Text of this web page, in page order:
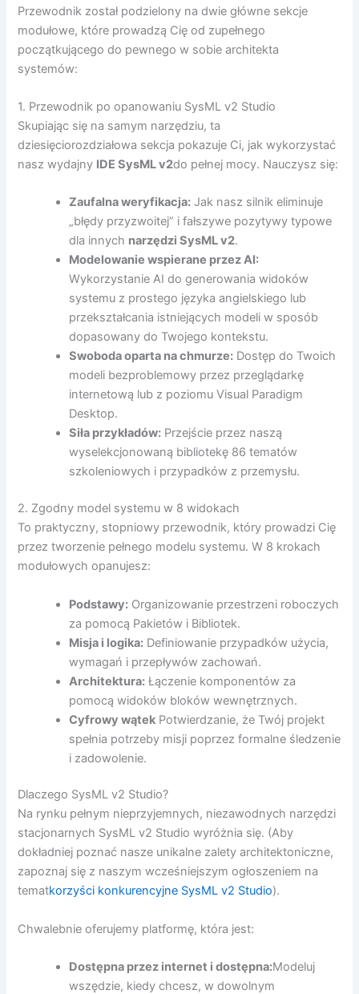
Przewodnik został podzielony na dwie główne sekcje
modułowe, które prowadzą Cię od zupełnego
początkującego do pewnego w sobie architekta
systemów:
1. Przewodnik po opanowaniu SysML v2 Studio
Skupiając się na samym narzędziu, ta
dziesięciorozdziałowa sekcja pokazuje Ci, jak wykorzystać
nasz wydajny IDE SysML v2do pełnej mocy. Nauczysz się:
Zaufalna weryfikacja: Jak nasz silnik eliminuje
„błędy przyzwoitej” i fałszywe pozytywy typowe
dla innych narzędzi SysML v2.
Modelowanie wspierane przez AI:
Wykorzystanie AI do generowania widoków
systemu z prostego języka angielskiego lub
przekształcania istniejących modeli w sposób
dopasowany do Twojego kontekstu.
Swoboda oparta na chmurze: Dostęp do Twoich
modeli bezproblemowy przez przeglądarkę
internetową lub z poziomu Visual Paradigm
Desktop.
Siła przykładów: Przejście przez naszą
wyselekcjonowaną bibliotekę 86 tematów
szkoleniowych i przypadków z przemysłu.
2. Zgodny model systemu w 8 widokach
To praktyczny, stopniowy przewodnik, który prowadzi Cię
przez tworzenie pełnego modelu systemu. W 8 krokach
modułowych opanujesz:
Podstawy: Organizowanie przestrzeni roboczych
za pomocą Pakietów i Bibliotek.
Misja i logika: Definiowanie przypadków użycia,
wymagań i przepływów zachowań.
Architektura: Łączenie komponentów za
pomocą widoków bloków wewnętrznych.
Cyfrowy wątek Potwierdzanie, że Twój projekt
spełnia potrzeby misji poprzez formalne śledzenie
i zadowolenie.
Dlaczego SysML v2 Studio?
Na rynku pełnym nieprzyjemnych, niezawodnych narzędzi
stacjonarnych SysML v2 Studio wyróżnia się. (Aby
dokładniej poznać nasze unikalne zalety architektoniczne,
zapoznaj się z naszym wcześniejszym ogłoszeniem na
tematkorzyści konkurencyjne SysML v2 Studio).
Chwalebnie oferujemy platformę, która jest:
Dostępna przez internet i dostępna:Modeluj
wszędzie, kiedy chcesz, w dowolnym